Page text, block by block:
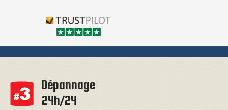
Dépannage
24h/24